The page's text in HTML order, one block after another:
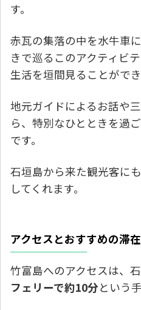
す。
赤瓦の集落の中を水牛車
きで巡るこのアクティビ
生活を垣間見ることができ
地元ガイドによるお話や
ら、特別なひとときを過
です。
石垣島から来た観光客に
してくれます。
アクセスとおすすめの滞
竹富島へのアクセスは、
フェリーで約10分という